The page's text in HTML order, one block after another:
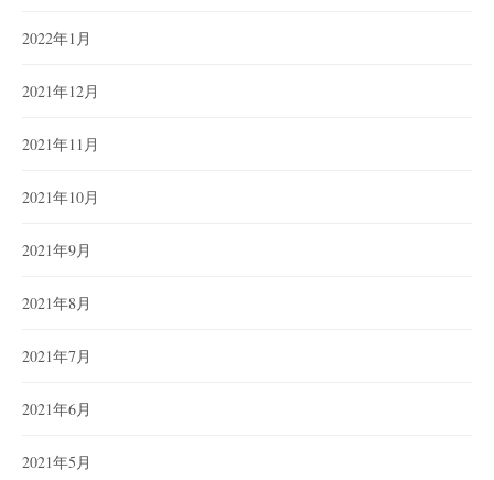
2022年1月
2021年12月
2021年11月
2021年10月
2021年9月
2021年8月
2021年7月
2021年6月
2021年5月